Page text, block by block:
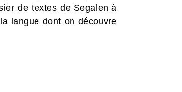
de textes de Segalen à
langue dont on découvre